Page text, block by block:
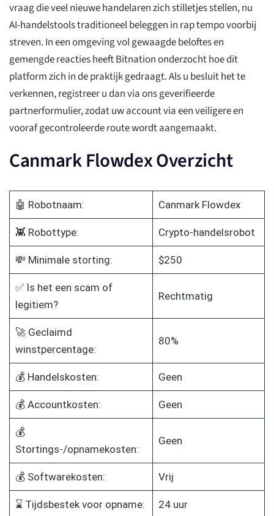
vraag die veel nieuwe handelaren zich stilletjes stellen, nu
AI-handelstools traditioneel beleggen in rap tempo voorbij
streven. In een omgeving vol gewaagde beloftes en
gemengde reacties heeft Bitnation onderzocht hoe dit
platform zich in de praktijk gedraagt. Als u besluit het te
verkennen, registreer u dan via ons geverifieerde
partnerformulier, zodat uw account via een veiligere en
vooraf gecontroleerde route wordt aangemaakt.
Canmark Flowdex Overzicht
🤖 Robotnaam: Canmark Flowdex
👾 Robottype: Crypto-handelsrobot
💸 Minimale storting: $250
✅ Is het een scam of
legitiem?
Rechtmatig
🚀 Geclaimd
winstpercentage:
80%
💰 Handelskosten: Geen
💰 Accountkosten: Geen
💰
Stortings-/opnamekosten:
Geen
💰 Softwarekosten: Vrij
⌛ Tijdsbestek voor opname: 24 uur